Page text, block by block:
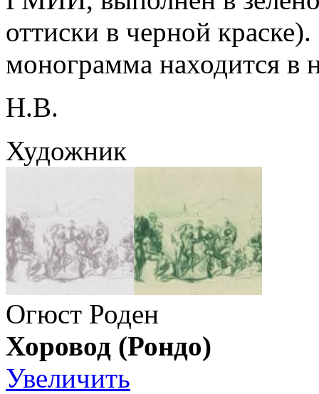
оттиски в черной
монограмма находится в
Н.В.
Художник
Огюст Роден
Хоровод (Рондо)
Увеличить